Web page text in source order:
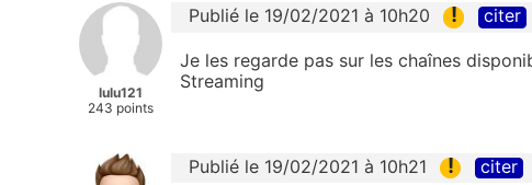
lulu121
243 points
Publié le 19/02/2021 à 10h20 ! citer
Je les regarde pas sur les chaînes
Streaming
Publié le 19/02/2021 à 10h21 ! citer